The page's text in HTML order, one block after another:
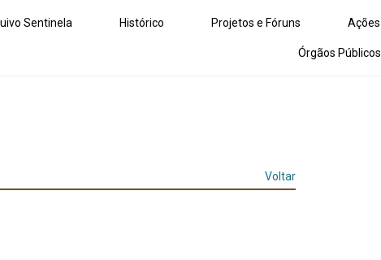
Sentinela Histórico Projetos e Fóruns Ações
Órgãos Públicos
Voltar